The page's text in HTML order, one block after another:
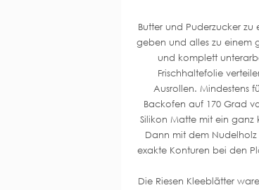
Butter und Puderzucker
geben und alles zu einem
und komplett
Frischhaltefolie
Ausrollen. Mindestens
Backofen auf 170 Grad
Silikon Matte mit ein
Dann mit dem
exakte Konturen bei den
Die Riesen Kleeblätter